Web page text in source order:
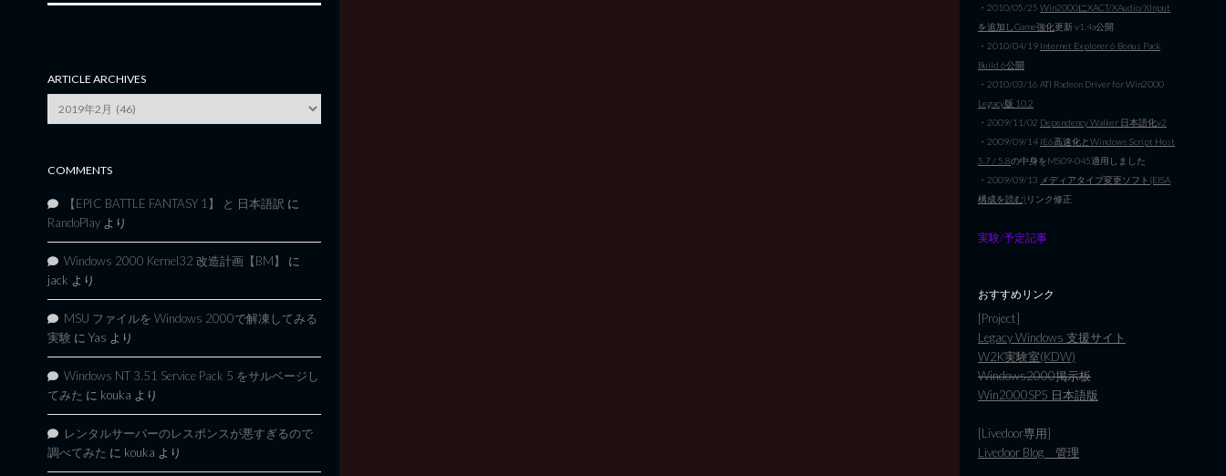
ARTICLE ARCHIVES
Archives
COMMENTS
【EPIC BATTLE FANTASY 1】 と 日本語訳 に
RandoPlay より
Windows 2000 Kernel32 改造計画【BM】
に
jack より
MSU ファイルを Windows 2000で解凍してみる
実験 に Yas より
Windows NT 3.51 Service Pack 5 をサルベージし
てみた に kouka より
レンタルサーバーのレスポンスが悪すぎるので
調べてみた に kouka より
・2010/05/25 Win2000にXACT/XAudio/XInput
を追加しGame強化更新 v1.4a公開
・2010/04/19 Internet Explorer 6 Bonus Pack
Build 6公開
・2010/03/16 ATI Radeon Driver for Win2000
Legacy版 10.2
・2009/11/02 Dependency Walker 日本語化v2
・2009/09/14 IE6高速化とWindows Script Host
5.7 / 5.8の中身をMS09-045適用しました
・2009/09/13 メディアタイプ変更ソフト(EISA
構成を読む) リンク修正
実験/予定記事
おすすめリンク
[Project]
Legacy Windows 支援サイト
W2K実験室(KDW)
Windows2000掲示板
Win2000SP5 日本語版
[Livedoor専用]
Livedoor Blog 管理